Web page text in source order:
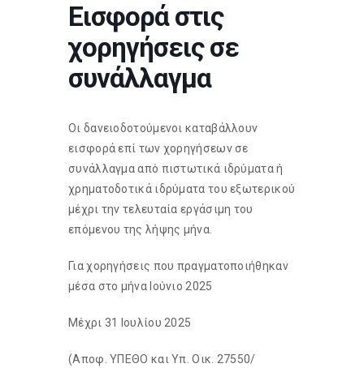
Εισφορά στις
χορηγήσεις σε
συνάλλαγμα
Οι δανειοδοτούμενοι καταβάλλουν
εισφορά επί των χορηγήσεων σε
συνάλλαγμα από πιστωτικά ιδρύματα ή
χρηματοδοτικά ιδρύματα του εξωτερικού
μέχρι την τελευταία εργάσιμη του
επόμενου της λήψης μήνα.
Για χορηγήσεις που πραγματοποιήθηκαν
μέσα στο μήνα Ιούνιο 2025
Μέχρι 31 Ιουλίου 2025
(Αποφ. ΥΠΕΘΟ και Υπ. Οικ. 27550/